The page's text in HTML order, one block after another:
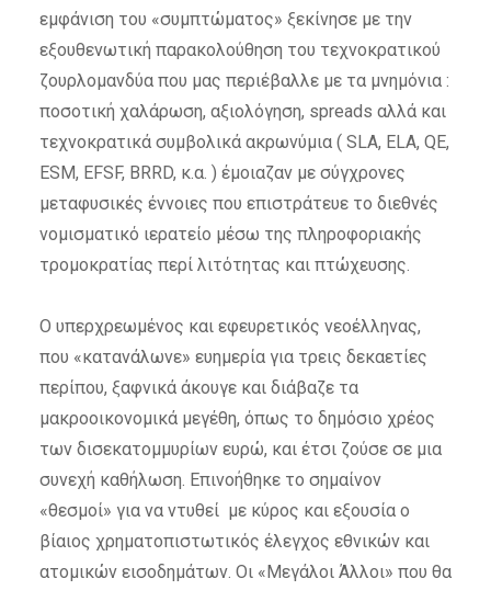
εμφάνιση του «συμπτώματος» ξεκίνησε με την
εξουθενωτική παρακολούθηση του τεχνοκρατικού
ζουρλομανδύα που μας περιέβαλλε με τα μνημόνια :
ποσοτική χαλάρωση, αξιολόγηση, spreads αλλά και
τεχνοκρατικά συμβολικά ακρωνύμια ( SLA, ELA, QE,
ESM, EFSF, BRRD, κ.α. ) έμοιαζαν με σύγχρονες
μεταφυσικές έννοιες που επιστράτευε το διεθνές
νομισματικό ιερατείο μέσω της πληροφοριακής
τρομοκρατίας περί λιτότητας και πτώχευσης.
Ο υπερχρεωμένος και εφευρετικός νεοέλληνας,
που «κατανάλωνε» ευημερία για τρεις δεκαετίες
περίπου, ξαφνικά άκουγε και διάβαζε τα
μακροοικονομικά μεγέθη, όπως το δημόσιο χρέος
των δισεκατομμυρίων ευρώ, και έτσι ζούσε σε μια
συνεχή καθήλωση. Επινοήθηκε το σημαίνον
«θεσμοί» για να ντυθεί με κύρος και εξουσία ο
βίαιος χρηματοπιστωτικός έλεγχος εθνικών και
ατομικών εισοδημάτων. Οι «Μεγάλοι Άλλοι» που θα